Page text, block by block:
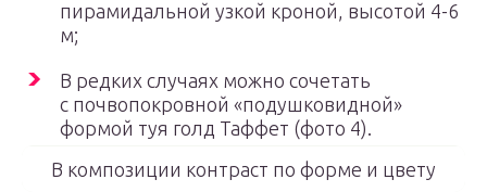
пирамидальной узкой кроной, высотой 4-6
м;
В редких случаях можно сочетать
с почвопокровной «подушковидной»
формой туя голд Таффет (фото 4).
В композиции контраст по форме и цвету